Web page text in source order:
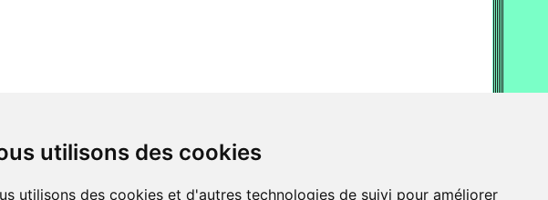
utilisons des cookies
utilisons des cookies et d'autres technologies de suivi pour améliorer